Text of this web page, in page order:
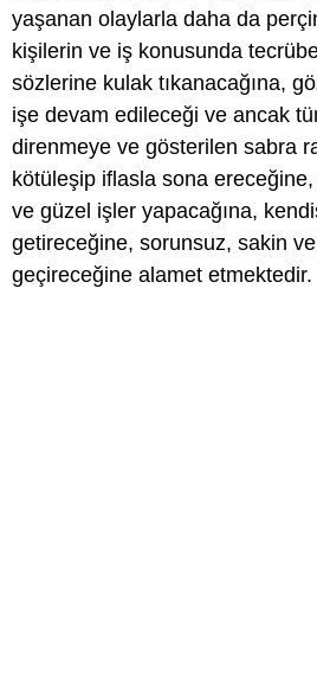
yaşanan olaylarla daha da
kişilerin ve iş konusunda
sözlerine kulak tıkanacağına,
işe devam edileceği ve ancak
direnmeye ve gösterilen sabra
kötüleşip iflasla sona
ve güzel işler yapacağına,
getireceğine, sorunsuz, sakin
geçireceğine alamet etmektedir.